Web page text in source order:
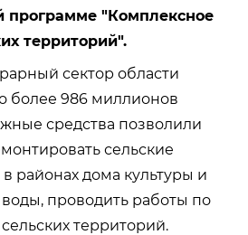
программе "Комплексное
территорий".
сектор области
более 986 миллионов
средства позволили
сельские
районах дома культуры и
проводить работы по
территорий.